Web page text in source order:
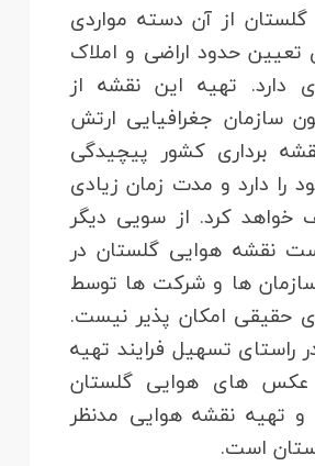
از آن دسته مواردی
حدود اراضی و املاک
دارد. تهیه این نقشه از
سازمان جغرافیایی ارتش
برداری کشور پیچیدگی
دارد و مدت زمان زیادی
خواهد کرد. از سویی دیگر
نقشه هوایی گلستان در
ها و شرکت ها توسط
امکان پذیر نیست.
تسهیل فرایند تهیه
های هوایی گلستان
و تهیه نقشه هوایی مدنظر
است.